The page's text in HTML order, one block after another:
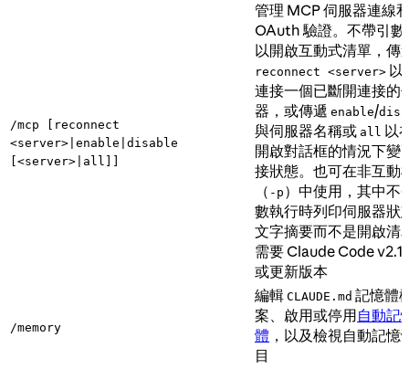
/mcp [reconnect
<server>|enable|disable
[<server>|all]]
管理 MCP 伺服器連線
OAuth 驗證。不帶引數
以開啟互動式清單，傳
reconnect <server> 以
連接一個已斷開連接的
器，或傳遞 enable/
與伺服器名稱或 all 以
開啟對話框的情況下變
接狀態。也可在非互動
（ -p ）中使用，其中不
數執行時列印伺服器狀
文字摘要而不是開啟清
需要 Claude Code
或更新版本
/memory
編輯 CLAUDE.md 記憶體
案、啟用或停用自動記
體 ，以及檢視自動記憶
目